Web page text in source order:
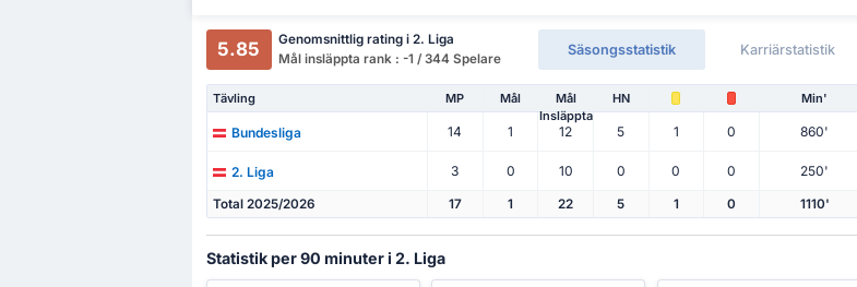
5.85
Genomsnittlig rating i 2. Liga
Mål insläppta rank : -1 / 344 Spelare
Säsongsstatistik Karriärstatistik
Tävling MP Mål
Mål
Insläppta
HN Min'
Bundesliga 14 1 12 5 1 0 860'
2. Liga 3 0 10 0 0 0 250'
Total 2025/2026 17 1 22 5 1 0 1110'
Statistik per 90 minuter i 2. Liga